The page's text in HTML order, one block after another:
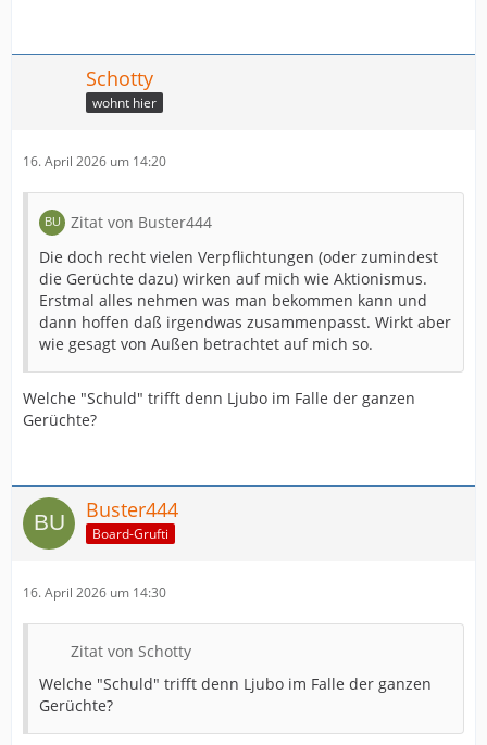
Schotty
wohnt hier
16. April 2026 um 14:20
Zitat von Buster444
Die doch recht vielen Verpflichtungen (oder zumindest
die Gerüchte dazu) wirken auf mich wie Aktionismus.
Erstmal alles nehmen was man bekommen kann und
dann hoffen daß irgendwas zusammenpasst. Wirkt aber
wie gesagt von Außen betrachtet auf mich so.
Welche "Schuld" trifft denn Ljubo im Falle der ganzen
Gerüchte?
Buster444
Board-Grufti
16. April 2026 um 14:30
Zitat von Schotty
Welche "Schuld" trifft denn Ljubo im Falle der ganzen
Gerüchte?